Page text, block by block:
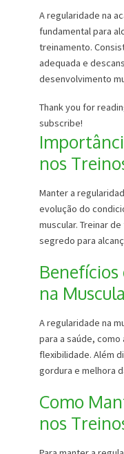
A regularidade na
fundamental para
treinamento.
adequada e
desenvolvimento
Thank you for
subscribe!
nos
Manter a
evolução do
muscular. Treinar
segredo para
na
A regularidade na
para a saúde,
flexibilidade. Além
gordura e melhora
Como
nos